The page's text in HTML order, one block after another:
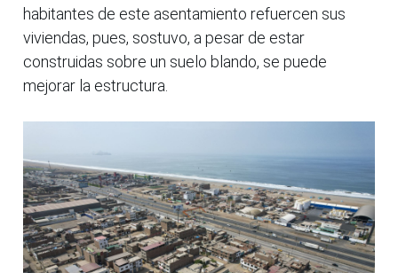
habitantes de este asentamiento refuercen sus
viviendas, pues, sostuvo, a pesar de estar
construidas sobre un suelo blando, se puede
mejorar la estructura.